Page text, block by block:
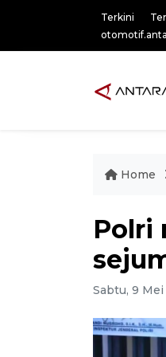
Terkini
Home
Polri
Sabtu, 9